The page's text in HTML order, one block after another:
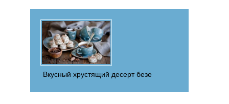
Вкусный хрустящий десерт безе